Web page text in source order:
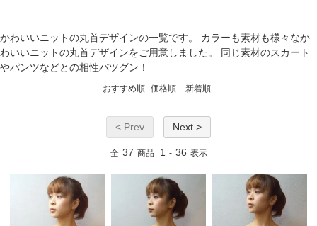
かわいいニットの丸首デザインの一覧です。 カラーも素材も様々なか
わいいニットの丸首デザインをご用意しました。 同じ素材のスカート
やパンツなどとの相性バツグン！
おすすめ順 価格順 新着順
< Prev Next >
全 37 商品 1 - 36 表示